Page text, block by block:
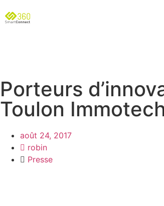
Porteurs
Toulon
août 24, 2017
robin
Presse